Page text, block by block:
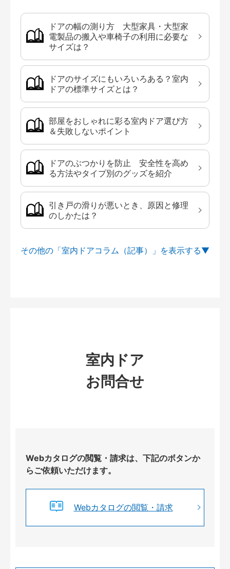
ドアの幅の測り方 大型家具・大型家
電製品の搬入や車椅子の利用に必要な
サイズは？
ドアのサイズにもいろいろある？室内
ドアの標準サイズとは？
部屋をおしゃれに彩る室内ドア選び方
＆失敗しないポイント
ドアのぶつかりを防止 安全性を高め
る方法やタイプ別のグッズを紹介
引き戸の滑りが悪いとき、原因と修理
のしかたは？
その他の「室内ドアコラム（記事）」を
室内ドア
お問合せ
Webカタログの閲覧・請求は、下記のボタンか
らご依頼いただけます。
Webカタログの閲覧・請求